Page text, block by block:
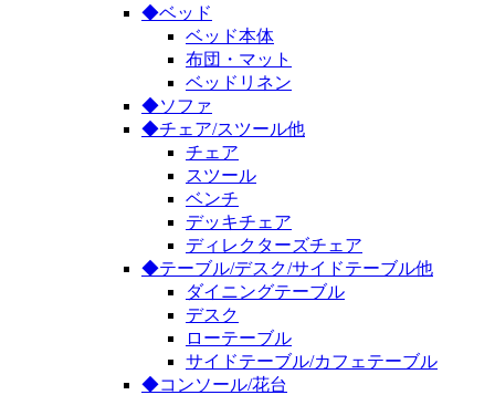
◆ベッド
ベッド本体
布団・マット
ベッドリネン
◆ソファ
◆チェア/スツール他
チェア
スツール
ベンチ
デッキチェア
ディレクターズチェア
◆テーブル/デスク/サイドテーブル他
ダイニングテーブル
デスク
ローテーブル
サイドテーブル/カフェテーブル
◆コンソール/花台